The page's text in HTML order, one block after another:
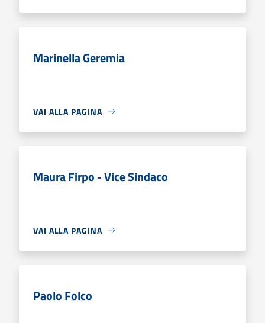
Marinella Geremia
VAI ALLA PAGINA
Maura Firpo - Vice Sindaco
VAI ALLA PAGINA
Paolo Folco